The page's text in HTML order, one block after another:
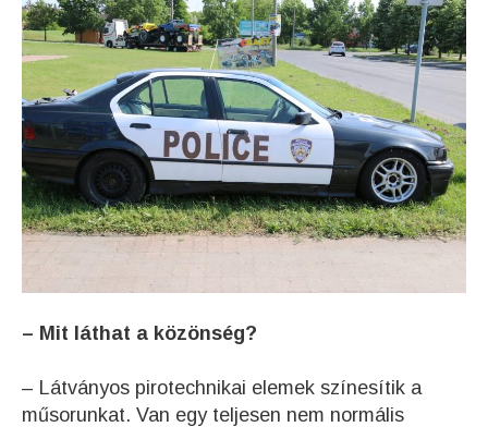
– Mit láthat a közönség?
– Látványos pirotechnikai elemek színesítik a
műsorunkat. Van egy teljesen nem normális